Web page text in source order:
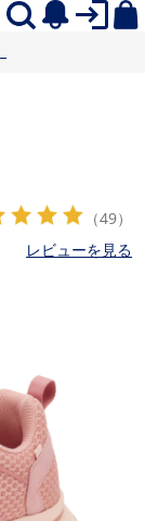
（49）
レビューを見る